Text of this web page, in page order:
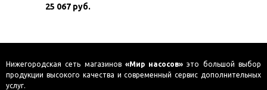
25 067 руб.
Нижегородская сеть магазинов «Мир насосов» это большой выбор
продукции высокого качества и современный сервис дополнительных
услуг.